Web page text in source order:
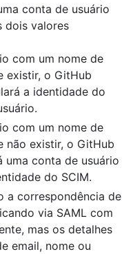
conta de usuário
dois valores
com um nome de
existir, o GitHub
a identidade do
com um nome de
não existir, o GitHub
uma conta de usuário
do SCIM.
a correspondência de
via SAML com
mas os detalhes
email, nome ou